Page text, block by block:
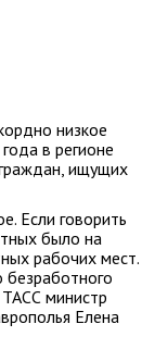
низкое
в регионе
ищущих
Если говорить
было на
рабочих мест.
безработного
министр
Елена